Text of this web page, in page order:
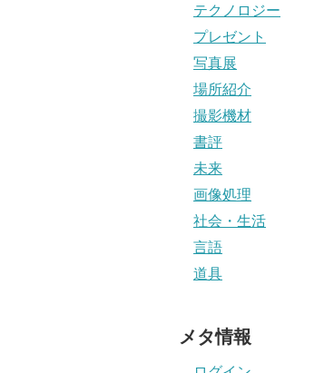
テクノロジー
プレゼント
写真展
場所紹介
撮影機材
書評
未来
画像処理
社会・生活
言語
道具
メタ情報